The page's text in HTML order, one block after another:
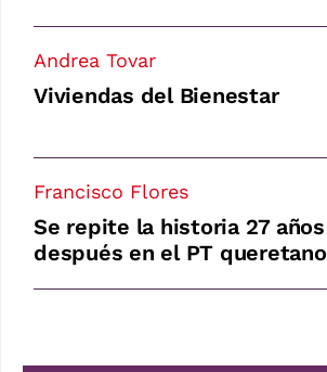
Andrea Tovar
Viviendas del Bienestar
Francisco Flores
Se repite la historia 27 años
después en el PT queretano